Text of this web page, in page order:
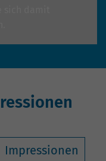
Impressionen